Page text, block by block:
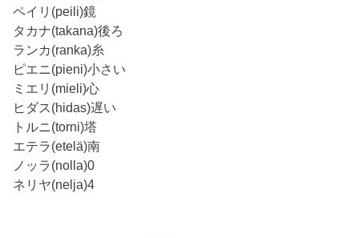
ペイリ(peili)鏡
タカナ(takana)後ろ
ランカ(ranka)糸
ピエニ(pieni)小さい
ミエリ(mieli)心
ヒダス(hidas)遅い
トルニ(torni)塔
エテラ(etelä)南
ノッラ(nolla)0
ネリヤ(nelja)4